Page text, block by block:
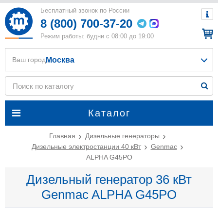
Бесплатный звонок по России
8 (800) 700-37-20
Режим работы: будни с 08:00 до 19:00
Каталог
Ваш город Москва
Главная
Дизельные генераторы
Дизельные электростанции 40 кВт
Genmac
ALPHA G45PO
Дизельный генератор 36 кВт
Genmac ALPHA G45PO